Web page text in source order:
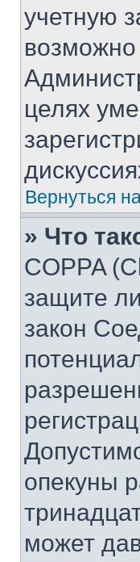
учетную
целях
Вернуться
» Что
COPPA
защите
закон
опекуны
может